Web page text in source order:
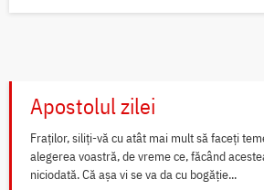
Apostolul zilei
Fraților, siliți-vă cu atât mai mult să faceți
alegerea voastră, de vreme ce, făcând
niciodată. Că așa vi se va da cu bogăție...